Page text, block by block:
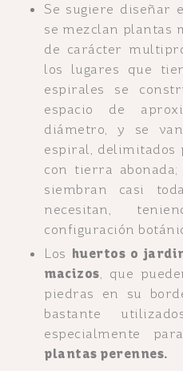
Se sugiere diseñar
se mezclan plantas
de carácter
los lugares que
espirales se
espacio de
diámetro, y se
espiral, delimitados
con tierra
siembran casi
necesitan,
configuración
Los huertos o
macizos, que
piedras en su
bastante
especialmente
plantas perennes.